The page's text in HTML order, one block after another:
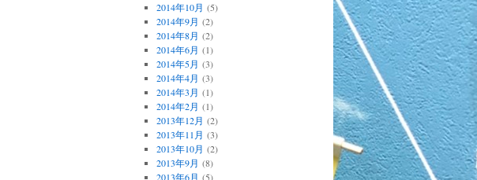
2014年10月 (5)
2014年9月 (2)
2014年8月 (2)
2014年6月 (1)
2014年5月 (3)
2014年4月 (3)
2014年3月 (1)
2014年2月 (1)
2013年12月 (2)
2013年11月 (3)
2013年10月 (2)
2013年9月 (8)
2013年6月 (5)